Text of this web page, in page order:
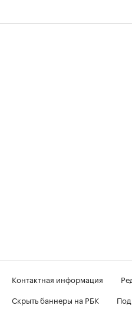
Контактная информация
Скрыть баннеры на РБК